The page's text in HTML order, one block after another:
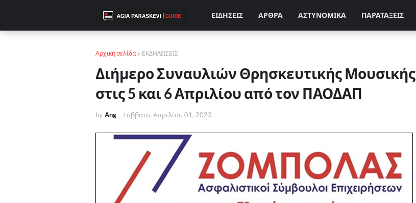
ΕΙΔΗΣΕΙΣ ΑΡΘΡΑ ΑΣΤΥΝΟΜΙΚΑ ΠΑΡΑΤΑΞΕΙΣ
Αρχική σελίδα ΕΚΔΗΛΩΣΕΙΣ
Διήμερο Συναυλιών Θρησκευτικής Μουσικής
στις 5 και 6 Απριλίου από τον ΠΑΟΔΑΠ
by Ang - Σάββατο, Απριλίου 01, 2023